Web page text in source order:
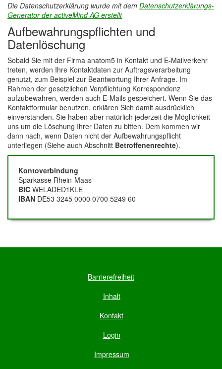
Die Datenschutzerklärung wurde mit dem Datenschutzerklärungs-
Generator der activeMind AG erstellt
Aufbewahrungspflichten und
Datenlöschung
Sobald Sie mit der Firma anatom5 in Kontakt und E-Mailverkehr
treten, werden Ihre Kontaktdaten zur Auftragsverarbeitung
genutzt, zum Beispiel zur Beantwortung Ihrer Anfrage. Im
Rahmen der gesetzlichen Verpflichtung Korrespondenz
aufzubewahren, werden auch E-Mails gespeichert. Wenn Sie das
Kontaktformular benutzen, erklären Sich damit ausdrücklich
einverstanden. Sie haben aber natürlich jederzeit die Möglichkeit
uns um die Löschung Ihrer Daten zu bitten. Dem kommen wir
dann nach, wenn Daten nicht der Aufbewahrungspflicht
unterliegen (Siehe auch Abschnitt Betroffenenrechte).
Spenden-
Konto
Kontoverbindung
Sparkasse Rhein-Maas
BIC WELADED1KLE
IBAN DE53 3245 0000 0700 5249 60
HilfsnavigationBarrierefreiheit
Inhalt
Kontakt
Login
Impressum